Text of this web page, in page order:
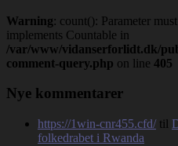
Warning: count(): Parameter
implements Countable in
/var/www/vidanserforlidt.dk/
comment-query.php on line 405
Nye kommentarer
https://1win-cnr455.cfd/til
folkedrabet i Rwanda